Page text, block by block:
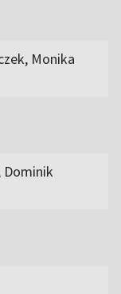
Monika
Dominik